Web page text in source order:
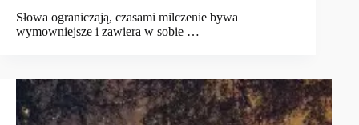
Słowa ograniczają, czasami milczenie bywa
wymowniejsze i zawiera w sobie …